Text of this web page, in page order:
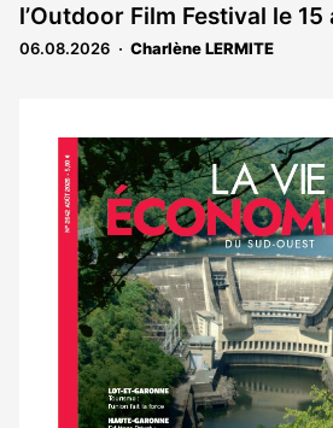
l’Outdoor Film Festival le
06.08.2026 Charlène LERMITE
Notre
dernier
magazine